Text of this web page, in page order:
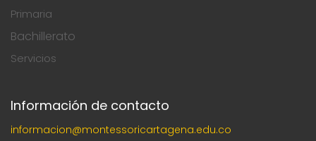
Primaria
Bachillerato
Servicios
Información de contacto
informacion@montessoricartagena.edu.co